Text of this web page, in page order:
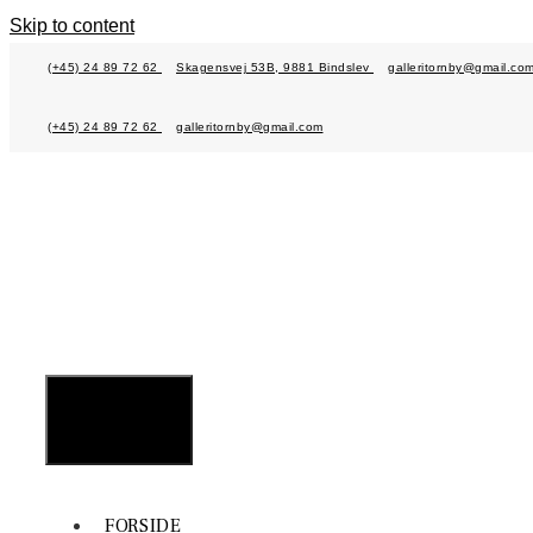
Skip to content
(+45) 24 89 72 62 Skagensvej 53B, 9881 Bindslev
(+45) 24 89 72 62 galleritornby@gmail.com
FORSIDE